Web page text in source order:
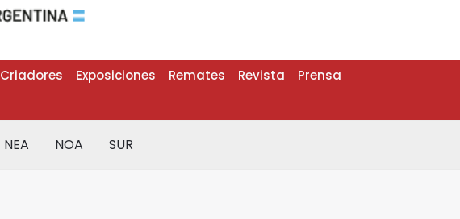
Criadores Exposiciones Remates Revista
Prensa
NEA NOA SUR